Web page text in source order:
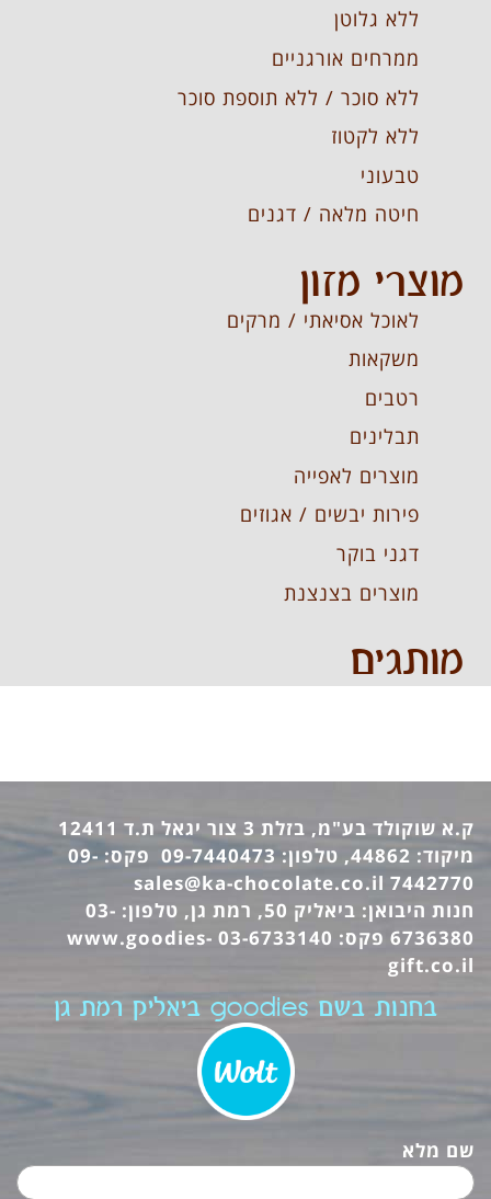
ללא גלוטן
ממרחים אורגניים
ללא סוכר / ללא תוספת סוכר
ללא לקטוז
טבעוני
חיטה מלאה / דגנים
מוצרי מזון
לאוכל אסיאתי / מרקים
משקאות
רטבים
תבלינים
מוצרים לאפייה
פירות יבשים / אגוזים
דגני בוקר
מוצרים בצנצנת
מותגים
ק.א שוקולד בע"מ, בזלת 3 צור יגאל ת.ד 12411
מיקוד: 44862, טלפון: 09-7440473 פקס: 09-
7442770
sales@ka-chocolate.co.il
חנות היבואן: ביאליק 50, רמת גן, טלפון: 03-
6736380 פקס: 03-6733140
www.goodies-
gift.co.il
בחנות בשם goodies ביאליק רמת גן
שם מלא